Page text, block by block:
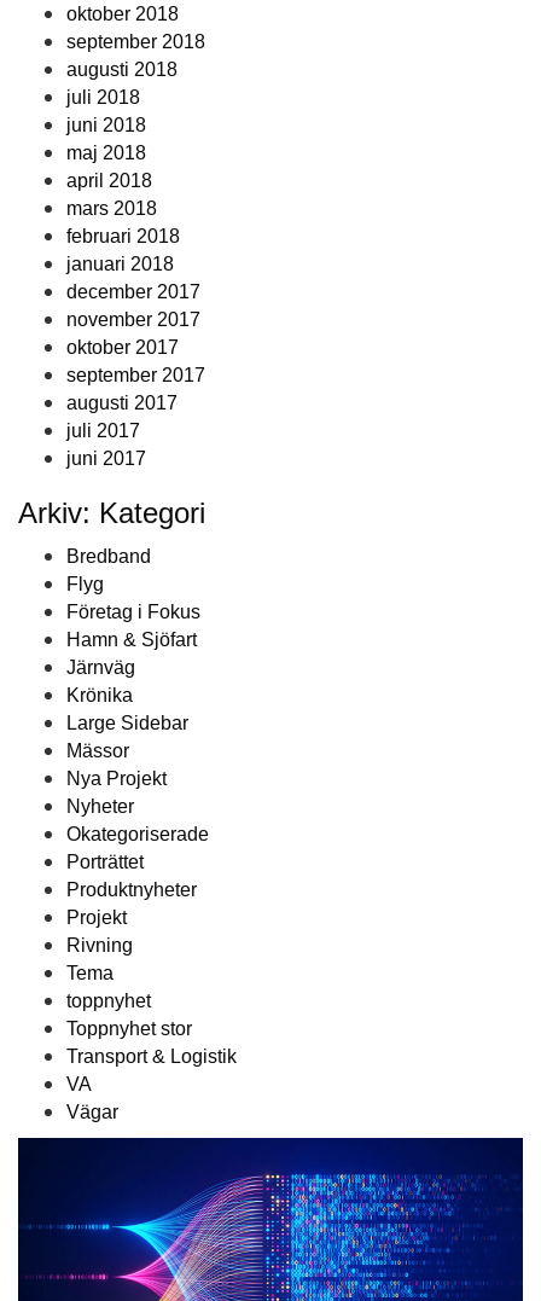
oktober 2018
september 2018
augusti 2018
juli 2018
juni 2018
maj 2018
april 2018
mars 2018
februari 2018
januari 2018
december 2017
november 2017
oktober 2017
september 2017
augusti 2017
juli 2017
juni 2017
Arkiv: Kategori
Bredband
Flyg
Företag i Fokus
Hamn & Sjöfart
Järnväg
Krönika
Large Sidebar
Mässor
Nya Projekt
Nyheter
Okategoriserade
Porträttet
Produktnyheter
Projekt
Rivning
Tema
toppnyhet
Toppnyhet stor
Transport & Logistik
VA
Vägar